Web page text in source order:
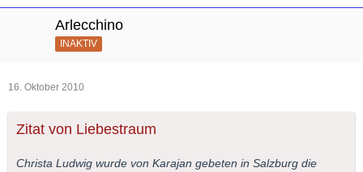
Arlecchino
INAKTIV
16. Oktober 2010
Zitat von Liebestraum
Christa Ludwig wurde von Karajan gebeten in Salzburg die